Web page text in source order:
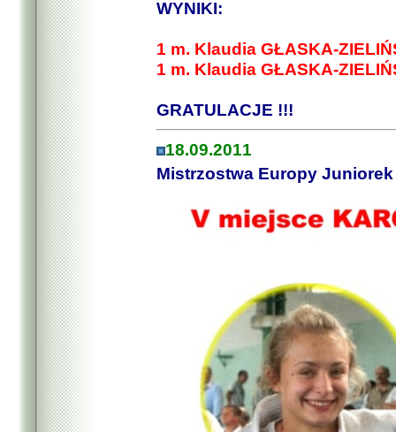
WYNIKI:
1 m. Klaudia GŁASKA-
1 m. Klaudia GŁASKA-
GRATULACJE !!!
18.09.2011
Mistrzostwa Europy